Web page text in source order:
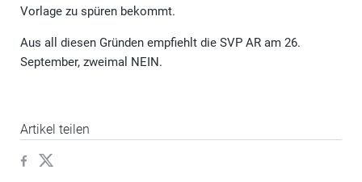
Vorlage zu spüren bekommt.
Aus all diesen Gründen empfiehlt die SVP AR am 26.
September, zweimal NEIN.
Artikel teilen